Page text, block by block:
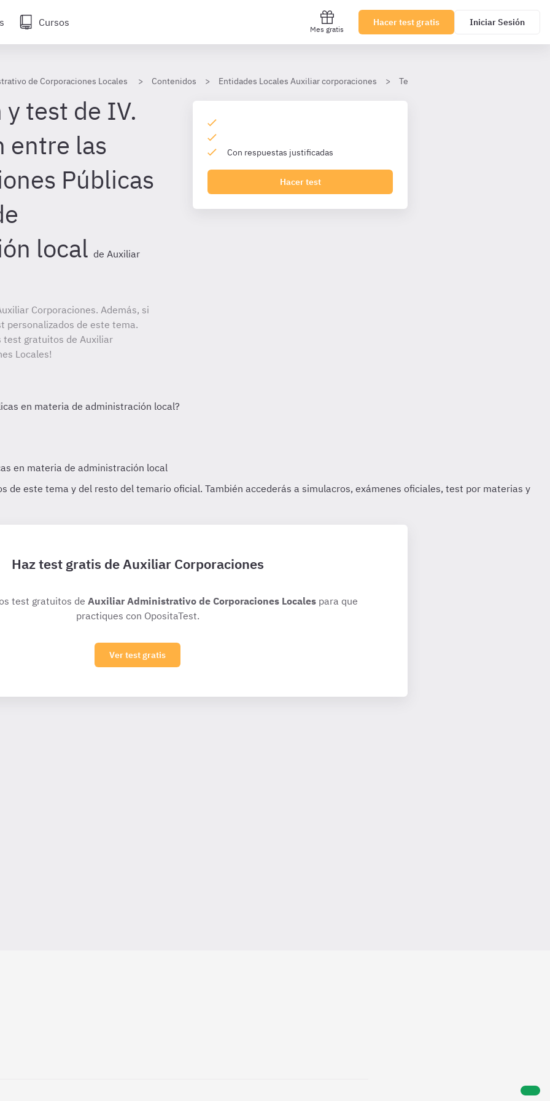
Cursos
Mes gratis
Hacer test gratis Iniciar Sesión
de Corporaciones Locales Contenidos Entidades Locales Auxiliar corporaciones Tema 13. La Administración Local
test de IV.
entre las
Públicas
local de Auxiliar
Corporaciones. Además, si
personalizados de este tema.
test gratuitos de Auxiliar
Locales!
Con respuestas justificadas
Hacer test
Haz test gratis de Auxiliar Corporaciones
test gratuitos de Auxiliar Administrativo de Corporaciones Localespara que
practiques con OpositaTest.
Ver test gratis